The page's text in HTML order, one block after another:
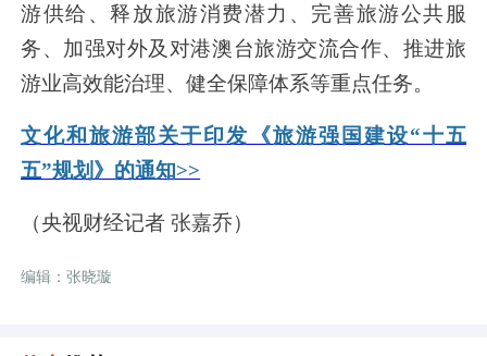
游供给、释放旅游消费潜力、完善旅游公共服
务、加强对外及对港澳台旅游交流合作、推进旅
游业高效能治理、健全保障体系等重点任务。
文化和旅游部关于印发《旅游强国建设“十五
五”规划》的通知>>
（央视财经记者 张嘉乔）
编辑：张晓璇